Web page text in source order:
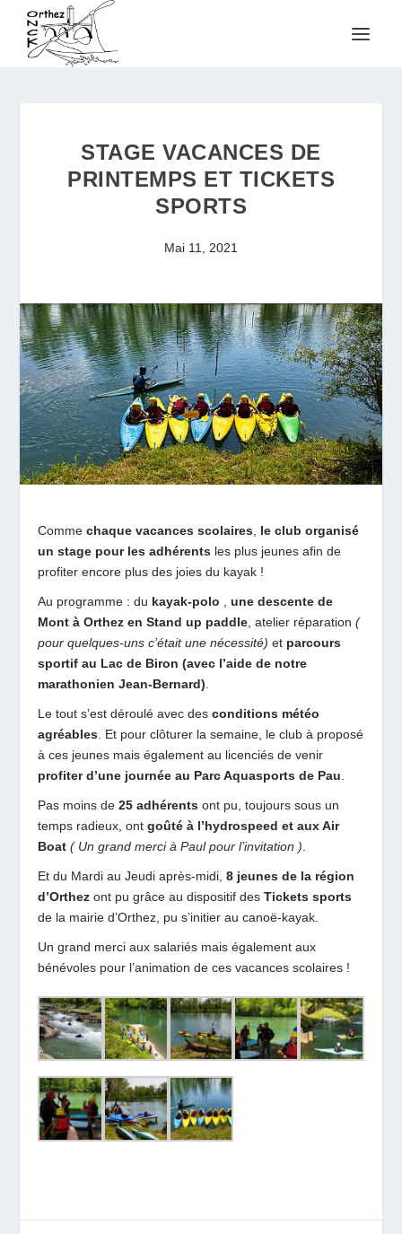
STAGE VACANCES DE
PRINTEMPS ET TICKETS
SPORTS
Mai 11, 2021
Commechaque vacances scolaires le club organisé
un stage pour les adhérents les plus jeunes afin de
profiter encore plus des joies du kayak !
Au programme : du kayak-polo ,une descente de
Mont à Orthez en Stand up paddle ,atelier réparation(
pour quelques-uns c’était une nécessité) et parcours
sportif au Lac de Biron (avec l’aide de notre
marathonien Jean-Bernard)
Le tout s’est déroulé avec desconditions météo
agréables . Et pour clôturer la semaine, le club à proposé
à ces jeunes mais également au licenciés de venir
profiter d’une journée au Parc Aquasports de Pau
Pas moins de25 adhérents ont pu, toujours sous un
temps radieux, ontgoûté à l’hydrospeed et aux Air
Boat( Un grand merci à Paul pour l’invitation )
Et du Mardi au Jeudi après-midi,8 jeunes de la région
d’Orthez ont pu grâce au dispositif desTickets sports
de la mairie d’Orthez, pu s’initier au canoë-kayak.
Un grand merci aux salariés mais également aux
bénévoles pour l’animation de ces vacances scolaires !